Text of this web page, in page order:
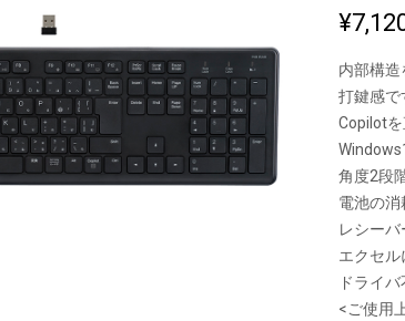
内部構
打鍵感で
Copilot
角度2段
電池の消
レシー
エクセル
ドライ
<ご使用